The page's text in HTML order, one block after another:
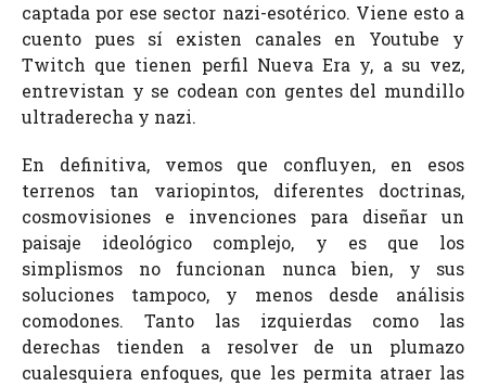
captada por ese sector nazi-esotérico. Viene esto a
cuento pues sí existen canales en Youtube y
Twitch que tienen perfil Nueva Era y, a su vez,
entrevistan y se codean con gentes del mundillo
ultraderecha y nazi.
En definitiva, vemos que confluyen, en esos
terrenos tan variopintos, diferentes doctrinas,
cosmovisiones e invenciones para diseñar un
paisaje ideológico complejo, y es que los
simplismos no funcionan nunca bien, y sus
soluciones tampoco, y menos desde análisis
comodones. Tanto las izquierdas como las
derechas tienden a resolver de un plumazo
cualesquiera enfoques, que les permita atraer las